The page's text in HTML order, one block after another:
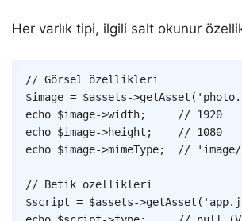
Her varlık tipi, ilgili salt okunur
// Görsel özellikleri
$image = $assets->getAsset (
echo $image->width;
// 1920
echo $image->height ;
// 1080
echo $image->mimeType; // 'image/
// Betik özellikleri
$script = $assets->getAsset (